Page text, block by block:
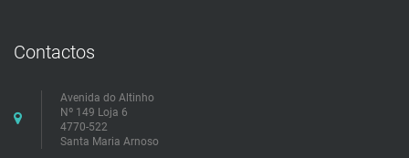
Contactos
Avenida do Altinho
Nº 149 Loja 6
4770-522
Santa Maria Arnoso